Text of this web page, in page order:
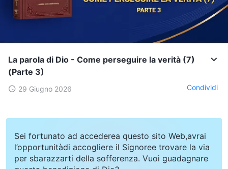
La parola di Dio - Come perseguire la verità (7)
(Parte 3)
29 Giugno 2026 Condividi
Sei fortunato ad accederea questo sito Web,avrai
l’opportunitàdi accogliere il Signoree trovare la via
per sbarazzarti della sofferenza. Vuoi guadagnare